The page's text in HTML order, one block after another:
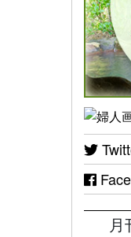
月